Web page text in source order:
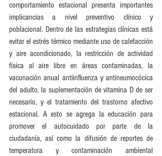
comportamiento estacional presenta importantes
implicancias a nivel preventivo clínico y
poblacional. Dentro de las estrategias clínicas está
evitar el estrés térmico mediante uso de calefacción
y aire acondicionado, la restricción de actividad
física al aire libre en áreas contaminadas, la
vacunación anual antiinfluenza y antineumocócica
del adulto, la suplementación de vitamina D de ser
necesario, y el tratamiento del trastorno afectivo
estacional. A esto se agrega la educación para
promover el autocuidado por parte de la
ciudadanía, así como la difusión de reportes de
temperatura y contaminación ambiental